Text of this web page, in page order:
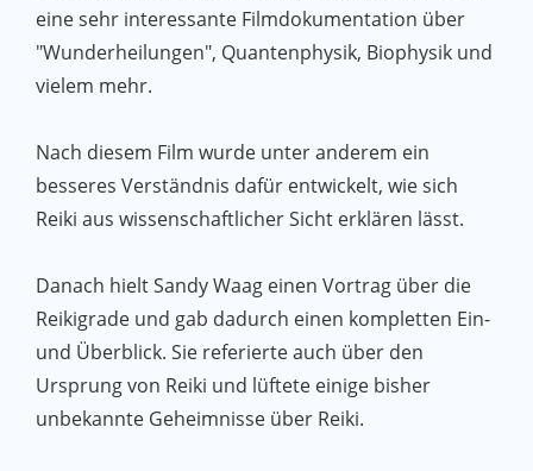
eine sehr interessante Filmdokumentation über
"Wunderheilungen", Quantenphysik, Biophysik und
vielem mehr.
Nach diesem Film wurde unter anderem ein
besseres Verständnis dafür entwickelt, wie sich
Reiki aus wissenschaftlicher Sicht erklären lässt.
Danach hielt Sandy Waag einen Vortrag über die
Reikigrade und gab dadurch einen kompletten Ein-
und Überblick. Sie referierte auch über den
Ursprung von Reiki und lüftete einige bisher
unbekannte Geheimnisse über Reiki.